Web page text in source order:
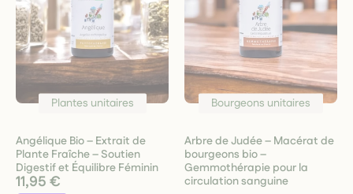
Plantes unitaires
Angélique Bio – Extrait de
Plante Fraîche – Soutien
Digestif et Équilibre Féminin
11,95 €
Bourgeons unitaires
Arbre de Judée – Macérat de
bourgeons bio –
Gemmothérapie pour la
circulation sanguine